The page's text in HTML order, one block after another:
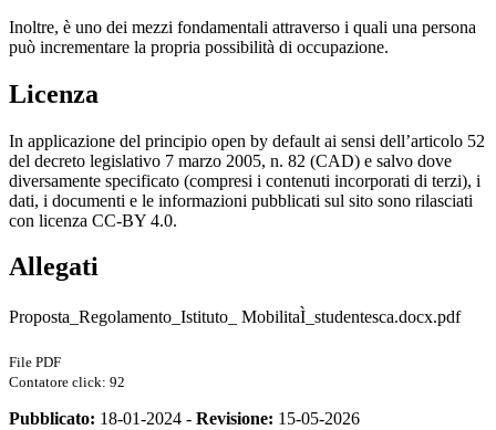
Inoltre, è uno dei mezzi fondamentali attraverso i quali una persona
può incrementare la propria possibilità di occupazione.
Licenza
In applicazione del principio open by default ai sensi dell’articolo 52
del decreto legislativo 7 marzo 2005, n. 82 (CAD) e salvo dove
diversamente specificato (compresi i contenuti incorporati di terzi), i
dati, i documenti e le informazioni pubblicati sul sito sono rilasciati
con licenza CC-BY 4.0.
Allegati
Proposta_Regolamento_Istituto_ MobilitaÌ_studentesca.docx.pdf
File PDF
Contatore click: 92
Pubblicato: 18-01-2024 - Revisione: 15-05-2026